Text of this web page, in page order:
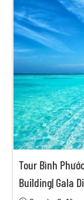
Tour Bình
Building| Gala